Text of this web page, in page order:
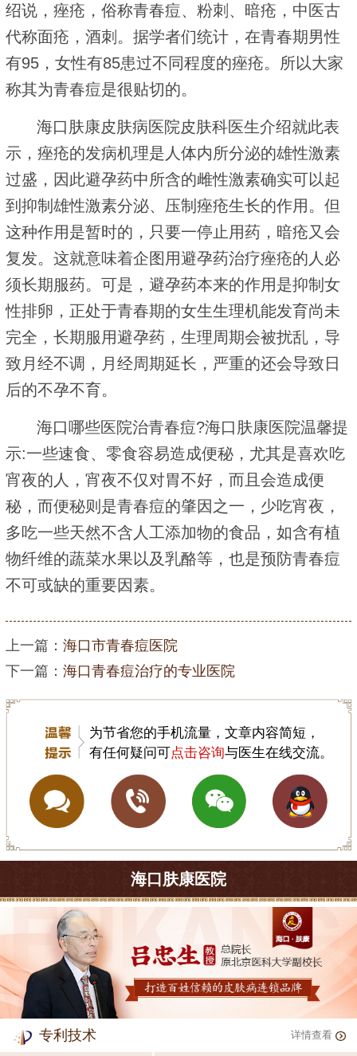
绍说，痤疮，俗称青春痘、粉刺、暗疮，中医古
代称面疮，酒刺。据学者们统计，在青春期男性
有95，女性有85患过不同程度的痤疮。所以大家
称其为青春痘是很贴切的。
海口肤康皮肤病医院皮肤科医生介绍就此表
示，痤疮的发病机理是人体内所分泌的雄性激素
过盛，因此避孕药中所含的雌性激素确实可以起
到抑制雄性激素分泌、压制痤疮生长的作用。但
这种作用是暂时的，只要一停止用药，暗疮又会
复发。这就意味着企图用避孕药治疗痤疮的人必
须长期服药。可是，避孕药本来的作用是抑制女
性排卵，正处于青春期的女生生理机能发育尚未
完全，长期服用避孕药，生理周期会被扰乱，导
致月经不调，月经周期延长，严重的还会导致日
后的不孕不育。
海口哪些医院治青春痘?海口肤康医院温馨提
示:一些速食、零食容易造成便秘，尤其是喜欢吃
宵夜的人，宵夜不仅对胃不好，而且会造成便
秘，而便秘则是青春痘的肇因之一，少吃宵夜，
多吃一些天然不含人工添加物的食品，如含有植
物纤维的蔬菜水果以及乳酪等，也是预防青春痘
不可或缺的重要因素。
上一篇： 海口市青春痘医院
下一篇： 海口青春痘治疗的专业医院
为节省您的手机流量，文章内容简短，
有任何疑问可点击咨询与医生在线交流。
海口肤康医院
专利技术 详情查看